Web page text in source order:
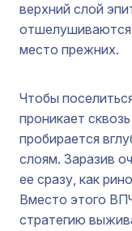
верхний слой
место прежних.
Чтобы
проникает
пробирается
слоям. Заразив
ее сразу, как
Вместо этого
стратегию